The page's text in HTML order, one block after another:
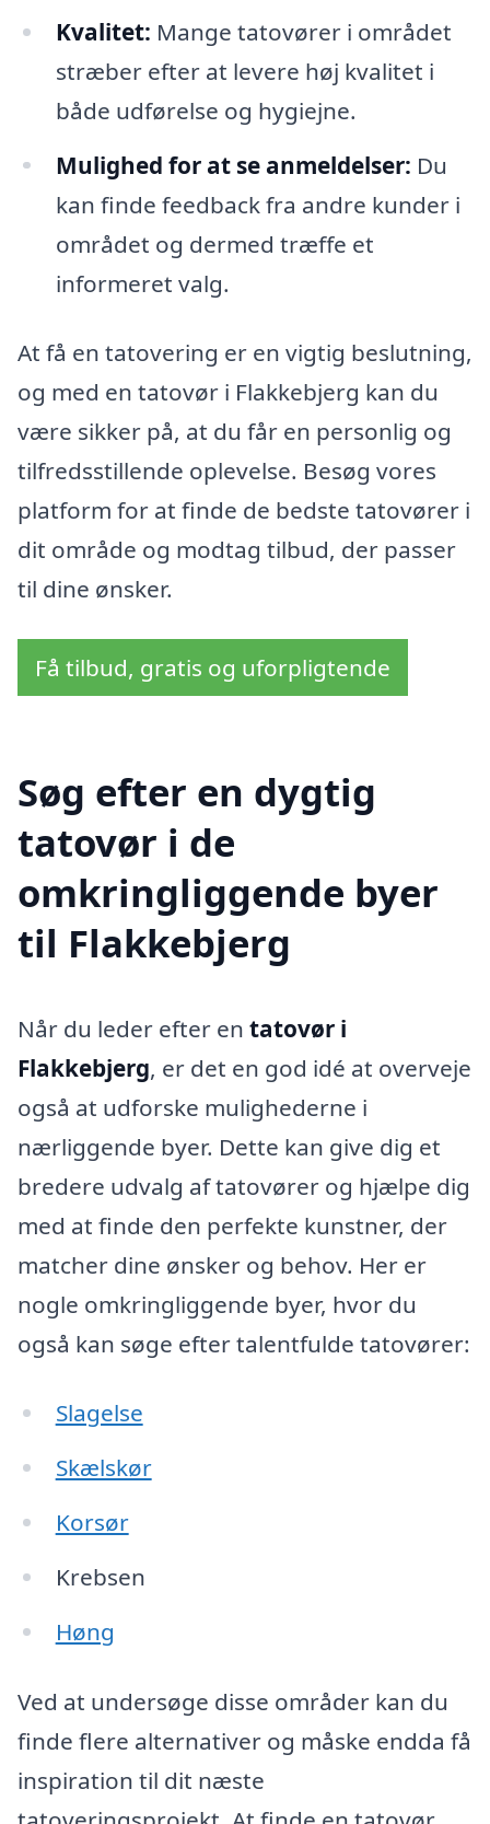
Kvalitet: Mange tatovører i området
stræber efter at levere høj kvalitet i
både udførelse og hygiejne.
Mulighed for at se anmeldelser: Du
kan finde feedback fra andre kunder i
området og dermed træffe et
informeret valg.
At få en tatovering er en vigtig beslutning,
og med en tatovør i Flakkebjerg kan du
være sikker på, at du får en personlig og
tilfredsstillende oplevelse. Besøg vores
platform for at finde de bedste tatovører i
dit område og modtag tilbud, der passer
til dine ønsker.
Få tilbud, gratis og uforpligtende
Søg efter en dygtig
tatovør i de
omkringliggende byer
til Flakkebjerg
Når du leder efter en tatovør i
Flakkebjerg, er det en god idé at overveje
også at udforske mulighederne i
nærliggende byer. Dette kan give dig et
bredere udvalg af tatovører og hjælpe dig
med at finde den perfekte kunstner, der
matcher dine ønsker og behov. Her er
nogle omkringliggende byer, hvor du
også kan søge efter talentfulde tatovører:
Slagelse
Skælskør
Korsør
Krebsen
Høng
Ved at undersøge disse områder kan du
finde flere alternativer og måske endda få
inspiration til dit næste